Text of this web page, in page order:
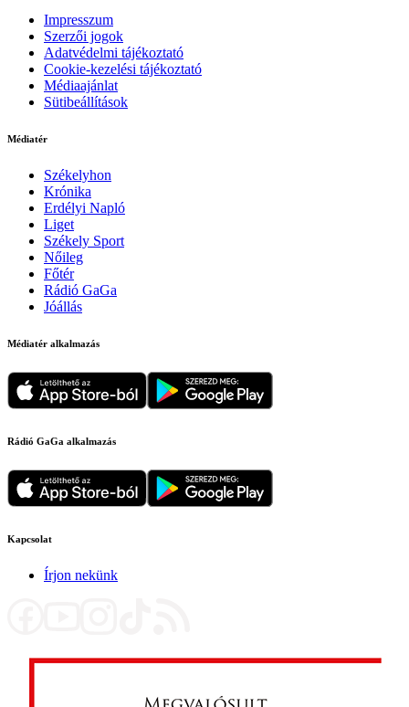
Impresszum
Szerzői jogok
Adatvédelmi tájékoztató
Cookie-kezelési tájékoztató
Médiaajánlat
Sütibeállítások
Médiatér
Székelyhon
Krónika
Erdélyi Napló
Liget
Székely Sport
Nőileg
Főtér
Rádió GaGa
Jóállás
Médiatér alkalmazás
Rádió GaGa alkalmazás
Kapcsolat
Írjon nekünk